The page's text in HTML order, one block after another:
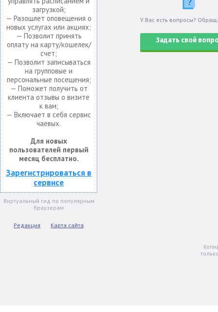
загрузкой;
— Разошлет оповещения о
новых услугах или акциях;
— Позволит принять
оплату на карту/кошелек/
счет;
— Позволит записываться
на групповые и
персональные посещения;
— Поможет получить от
клиента отзывы о визите
к вам;
— Включает в себя сервис
чаевых.
Для новых
пользователей первый
месяц бесплатно.
Зарегистрироваться в
сервисе
Виртуальный гид по популярным
браузерам
Редакция Карта сайта
У Вас есть вопросы?
Задать свой